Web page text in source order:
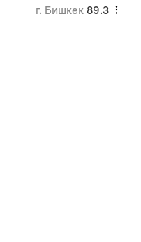
г. Бишкек 89.3